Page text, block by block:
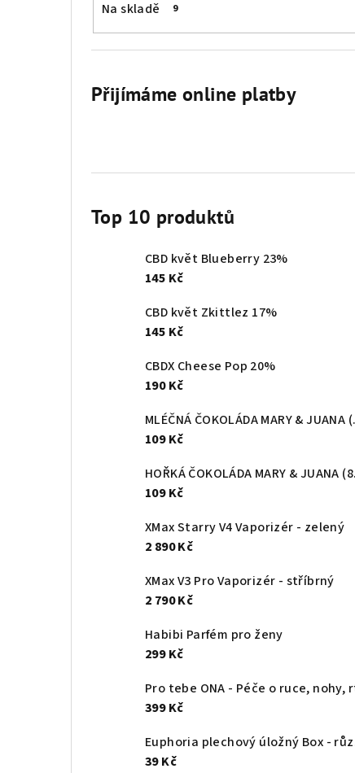
Na skladě 9
Přijímáme online platby
Top 10 produktů
CBD květ Blueberry 23%
145 Kč
CBD květ Zkittlez 17%
145 Kč
CBDX Cheese Pop 20%
190 Kč
109 Kč
109 Kč
XMax Starry V4 Vaporizér - zelený
2 890 Kč
XMax V3 Pro Vaporizér - stříbrný
2 790 Kč
Habibi Parfém pro ženy
299 Kč
Pro tebe ONA - Péče o ruce, nohy,
399 Kč
39 Kč